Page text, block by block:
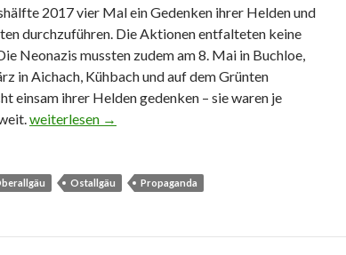
2017 vier Mal ein Gedenken ihrer Helden und
durchzuführen. Die Aktionen entfalteten keine
Neonazis mussten zudem am 8. Mai in Buchloe,
in Aichach, Kühbach und auf dem Grünten
einsam ihrer Helden gedenken – sie waren je
Grünten: Neonazis gedenken gefallener Soldaten
weiterlesen →
Ostallgäu Propaganda